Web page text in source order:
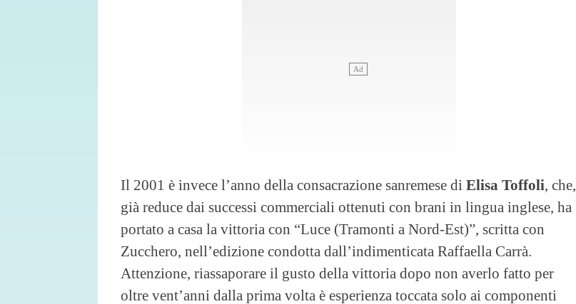
Il 2001 è invece l’anno della consacrazione sanremese di Elisa Toffoli, che,
già reduce dai successi commerciali ottenuti con brani in lingua inglese, ha
portato a casa la vittoria con “Luce (Tramonti a Nord-Est)”, scritta con
Zucchero, nell’edizione condotta dall’indimenticata Raffaella Carrà.
Attenzione, riassaporare il gusto della vittoria dopo non averlo fatto per
oltre vent’anni dalla prima volta è esperienza toccata solo ai componenti